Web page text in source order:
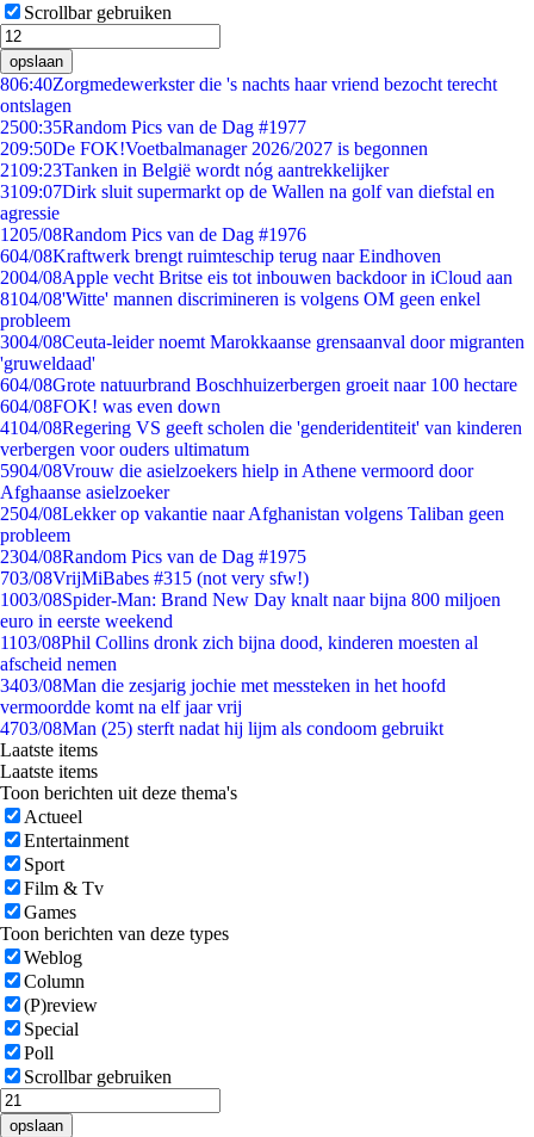
Scrollbar gebruiken
opslaan
806:40Zorgmedewerkster die 's nachts haar vriend bezocht terecht
ontslagen
2500:35Random Pics van de Dag #1977
209:50De FOK!Voetbalmanager 2026/2027 is begonnen
2109:23Tanken in België wordt nóg aantrekkelijker
3109:07Dirk sluit supermarkt op de Wallen na golf van diefstal en
agressie
1205/08Random Pics van de Dag #1976
604/08Kraftwerk brengt ruimteschip terug naar Eindhoven
2004/08Apple vecht Britse eis tot inbouwen backdoor in iCloud aan
8104/08'Witte' mannen discrimineren is volgens OM geen enkel
probleem
3004/08Ceuta-leider noemt Marokkaanse grensaanval door migranten
'gruweldaad'
604/08Grote natuurbrand Boschhuizerbergen groeit naar 100 hectare
604/08FOK! was even down
4104/08Regering VS geeft scholen die 'genderidentiteit' van kinderen
verbergen voor ouders ultimatum
5904/08Vrouw die asielzoekers hielp in Athene vermoord door
Afghaanse asielzoeker
2504/08Lekker op vakantie naar Afghanistan volgens Taliban geen
probleem
2304/08Random Pics van de Dag #1975
703/08VrijMiBabes #315 (not very sfw!)
1003/08Spider-Man: Brand New Day knalt naar bijna 800 miljoen
euro in eerste weekend
1103/08Phil Collins dronk zich bijna dood, kinderen moesten al
afscheid nemen
3403/08Man die zesjarig jochie met messteken in het hoofd
vermoordde komt na elf jaar vrij
4703/08Man (25) sterft nadat hij lijm als condoom gebruikt
Laatste items
Laatste items
Toon berichten uit deze thema's
Actueel
Entertainment
Sport
Film & Tv
Games
Toon berichten van deze types
Weblog
Column
(P)review
Special
Poll
Scrollbar gebruiken
opslaan